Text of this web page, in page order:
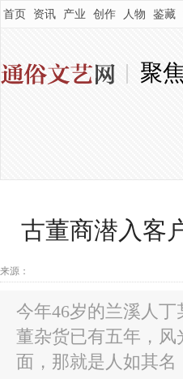
首页 资讯 产业 创作 人物 鉴藏
聚
古董商潜入客
来源：
今年46岁的兰溪人
董杂货已有五年，
面，那就是人如其名